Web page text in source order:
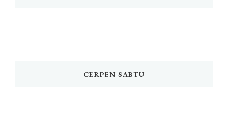
CERPEN SABTU